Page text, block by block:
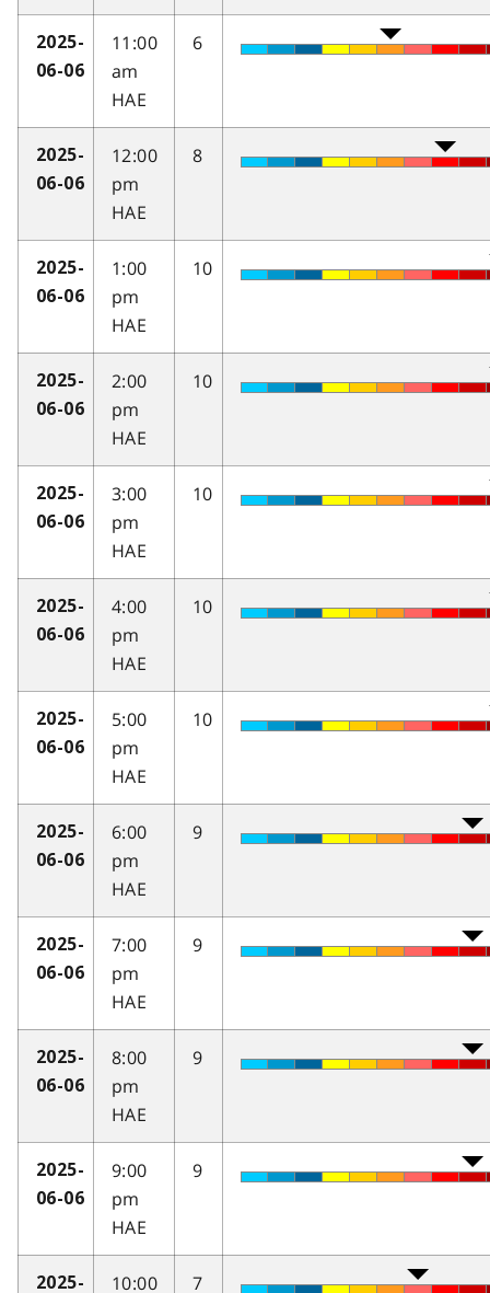
2025-
06-06
11:00
am
HAE
6
2025-
06-06
12:00
pm
HAE
8
2025-
06-06
1:00
pm
HAE
10
2025-
06-06
2:00
pm
HAE
10
2025-
06-06
3:00
pm
HAE
10
2025-
06-06
4:00
pm
HAE
10
2025-
06-06
5:00
pm
HAE
10
2025-
06-06
6:00
pm
HAE
9
2025-
06-06
7:00
pm
HAE
9
2025-
06-06
8:00
pm
HAE
9
2025-
06-06
9:00
pm
HAE
9
2025- 10:00 7